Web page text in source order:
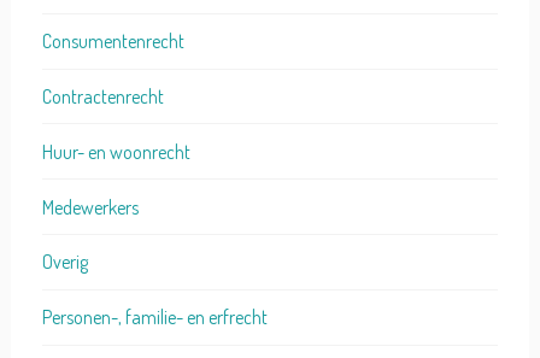
Consumentenrecht
Contractenrecht
Huur- en woonrecht
Medewerkers
Overig
Personen-, familie- en erfrecht